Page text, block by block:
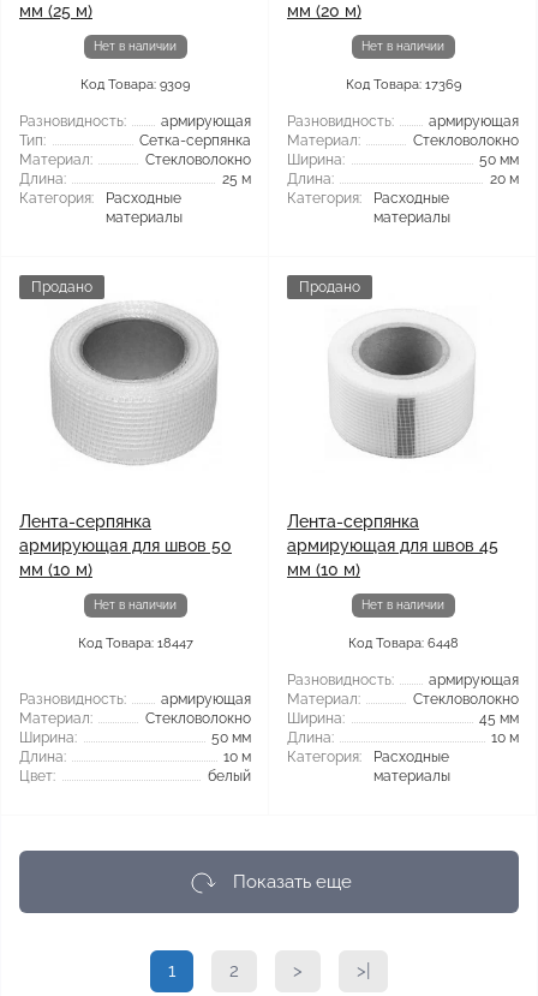
мм (25 м)
Нет в наличии
Код Товара: 9309
Разновидность:
армирующая
Тип:
Сетка-серпянка
Материал:
Стекловолокно
Длина:
25 м
Категория:
Расходные
материалы
мм (20 м)
Нет в наличии
Код Товара: 17369
Разновидность:
армирующая
Материал:
Стекловолокно
Ширина:
50 мм
Длина:
20 м
Категория:
Расходные
материалы
Продано
Лента-серпянка
армирующая для швов 50
мм (10 м)
Нет в наличии
Код Товара: 18447
Разновидность:
армирующая
Материал:
Стекловолокно
Ширина:
50 мм
Длина:
10 м
Цвет:
белый
Продано
Лента-серпянка
армирующая для швов 45
мм (10 м)
Нет в наличии
Код Товара: 6448
Разновидность:
армирующая
Материал:
Стекловолокно
Ширина:
45 мм
Длина:
10 м
Категория:
Расходные
материалы
Показать еще
1 2 > >|